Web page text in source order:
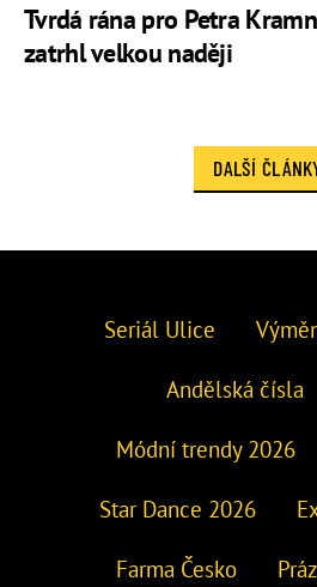
Tvrdá rána pro Petra
zatrhl velkou naději
DALŠÍ
Seriál Ulice
Andělská čísla
Módní trendy 2026
Star Dance 2026
Farma Česko